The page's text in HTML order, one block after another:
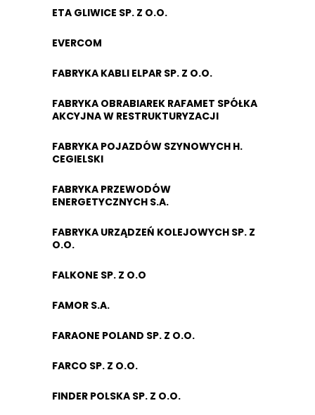
ETA GLIWICE SP. Z O.O.
EVERCOM
FABRYKA KABLI ELPAR SP. Z O.O.
FABRYKA OBRABIAREK RAFAMET SPÓŁKA
AKCYJNA W RESTRUKTURYZACJI
FABRYKA POJAZDÓW SZYNOWYCH H.
CEGIELSKI
FABRYKA PRZEWODÓW
ENERGETYCZNYCH S.A.
FABRYKA URZĄDZEŃ KOLEJOWYCH SP. Z
O.O.
FALKONE SP. Z O.O
FAMOR S.A.
FARAONE POLAND SP. Z O.O.
FARCO SP. Z O.O.
FINDER POLSKA SP. Z O.O.